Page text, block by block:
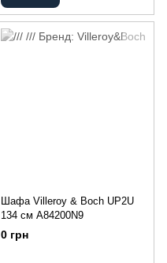
Шафа Villeroy & Boch UP2U
134 см A84200N9
0 грн